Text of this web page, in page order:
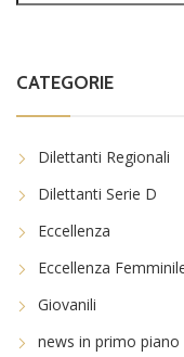
CATEGORIE
Dilettanti Regionali
Dilettanti Serie D
Eccellenza
Eccellenza
Giovanili
news in primo piano